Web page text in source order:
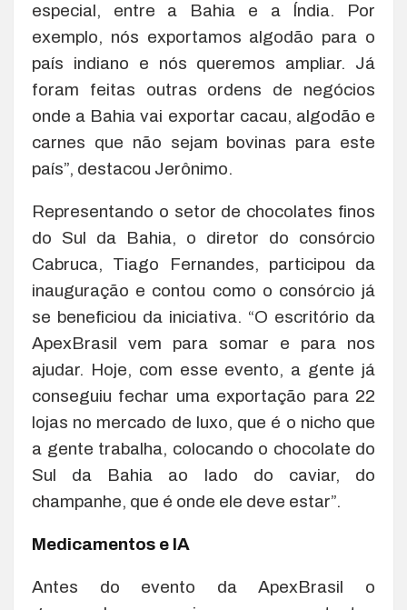
especial, entre a Bahia e a Índia. Por
exemplo, nós exportamos algodão para o
país indiano e nós queremos ampliar. Já
foram feitas outras ordens de negócios
onde a Bahia vai exportar cacau, algodão e
carnes que não sejam bovinas para este
país”, destacou Jerônimo.
Representando o setor de chocolates finos
do Sul da Bahia, o diretor do consórcio
Cabruca, Tiago Fernandes, participou da
inauguração e contou como o consórcio já
se beneficiou da iniciativa. “O escritório da
ApexBrasil vem para somar e para nos
ajudar. Hoje, com esse evento, a gente já
conseguiu fechar uma exportação para 22
lojas no mercado de luxo, que é o nicho que
a gente trabalha, colocando o chocolate do
Sul da Bahia ao lado do caviar, do
champanhe, que é onde ele deve estar”.
Medicamentos e IA
Antes do evento da ApexBrasil o